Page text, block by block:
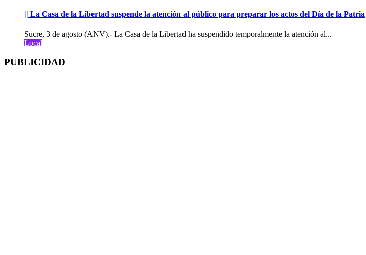
|| La Casa de la Libertad suspende la atención al público para preparar los actos del Día de la Patria
Sucre, 3 de agosto (ANV).- La Casa de la Libertad ha suspendido temporalmente la atención al...
Local
PUBLICIDAD